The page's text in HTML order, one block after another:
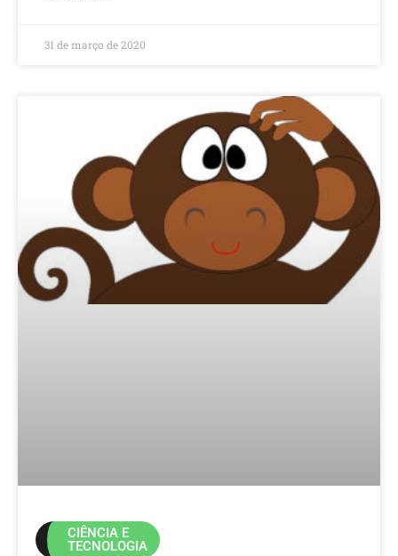
31 de março de 2020
CIÊNCIA E
TECNOLOGIA